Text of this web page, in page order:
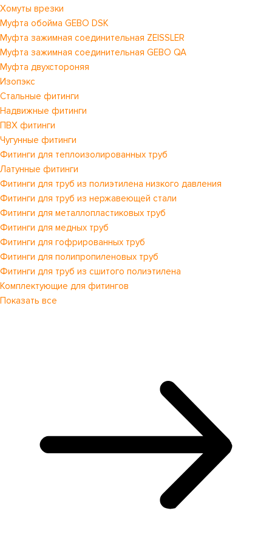
Хомуты врезки
Муфта обойма GEBO DSK
Муфта зажимная соединительная ZEISSLER
Муфта зажимная соединительная GEBO QA
Муфта двухстороняя
Изопэкс
Стальные фитинги
Надвижные фитинги
ПВХ фитинги
Чугунные фитинги
Фитинги для теплоизолированных труб
Латунные фитинги
Фитинги для труб из полиэтилена низкого давления
Фитинги для труб из нержавеющей стали
Фитинги для металлопластиковых труб
Фитинги для медных труб
Фитинги для гофрированных труб
Фитинги для полипропиленовых труб
Фитинги для труб из сшитого полиэтилена
Комплектующие для фитингов
Показать все